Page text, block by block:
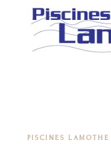
PISCINES LAMOTHE